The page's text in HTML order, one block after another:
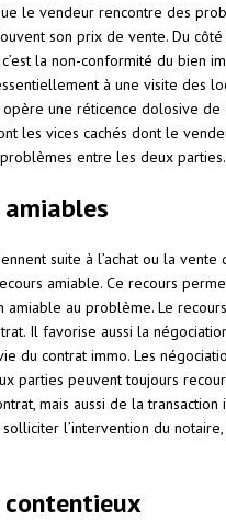
le vendeur rencontre des
son prix de vente. Du
la non-conformité du bien
à une visite des
une réticence dolosive
les vices cachés dont le
entre les deux parties.
amiables
suite à l’achat ou la
amiable. Ce recours
amiable au problème. Le
Il favorise aussi la
du contrat immo. Les
parties peuvent toujours
mais aussi de la
l’intervention du
contentieux